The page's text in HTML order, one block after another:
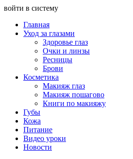
войти в систему
Главная
Уход за глазами
Здоровье глаз
Очки и линзы
Ресницы
Брови
Косметика
Макияж глаз
Макияж пошагово
Книги по макияжу
Губы
Кожа
Питание
Видео уроки
Новости